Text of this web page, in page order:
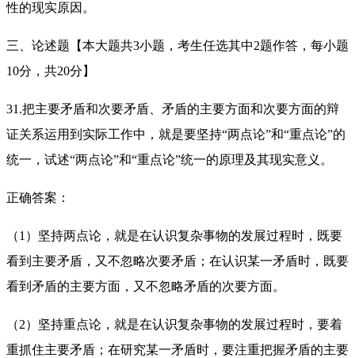
性的现实原因。
三、论述题【本大题共3小题，考生任选其中2题作答，每小题
10分，共20分】
31.把主要矛盾和次要矛盾、矛盾的主要方面和次要方面的辩
证关系运用到实际工作中，就是要坚持“两点论”和“重点论”的
统一，试述“两点论”和“重点论”统一的原理及其现实意义。
正确答案：
（1）坚持两点论，就是在认识复杂事物的发展过程时，既要
看到主要矛盾，又不忽略次要矛盾；在认识某一矛盾时，既要
看到矛盾的主要方面，又不忽略矛盾的次要方面。
（2）坚持重点论，就是在认识复杂事物的发展过程时，要着
重抓住主要矛盾；在研究某一矛盾时，要注重把握矛盾的主要